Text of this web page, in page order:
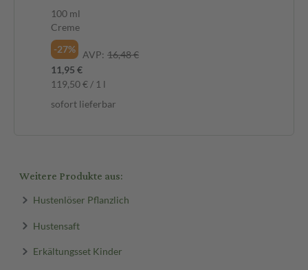
100 ml
Creme
-27%
AVP: 16,48 €
11,95 €
119,50 € / 1 l
sofort lieferbar
Weitere Produkte aus:
Hustenlöser Pflanzlich
Hustensaft
Erkältungsset Kinder